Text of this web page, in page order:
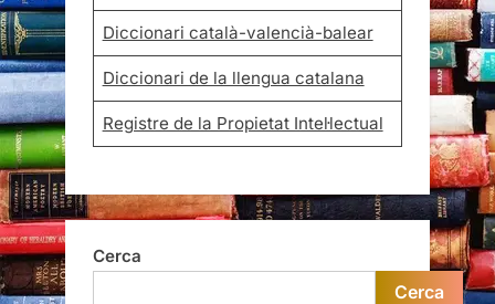
Diccionari català-valencià-balear
Diccionari de la llengua catalana
Registre de la Propietat Intel·lectual
Cerca
Cerca